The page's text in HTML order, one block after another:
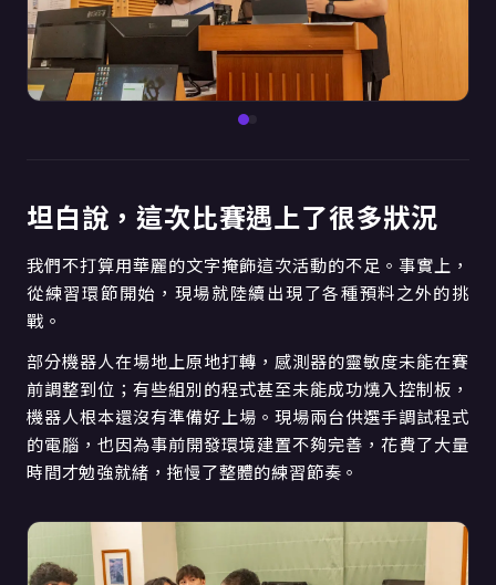
坦白說，這次比賽遇上了很多狀況
我們不打算用華麗的文字掩飾這次活動的不足。事實上，
從練習環節開始，現場就陸續出現了各種預料之外的挑
戰。
部分機器人在場地上原地打轉，感測器的靈敏度未能在賽
前調整到位；有些組別的程式甚至未能成功燒入控制板，
機器人根本還沒有準備好上場。現場兩台供選手調試程式
的電腦，也因為事前開發環境建置不夠完善，花費了大量
時間才勉強就緒，拖慢了整體的練習節奏。